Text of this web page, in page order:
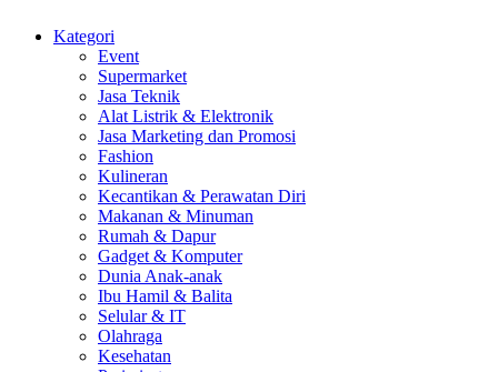
Kategori
Event
Supermarket
Jasa Teknik
Alat Listrik & Elektronik
Jasa Marketing dan Promosi
Fashion
Kulineran
Kecantikan & Perawatan Diri
Makanan & Minuman
Rumah & Dapur
Gadget & Komputer
Dunia Anak-anak
Ibu Hamil & Balita
Selular & IT
Olahraga
Kesehatan